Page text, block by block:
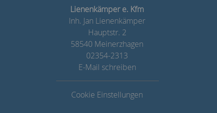
Lienenkämper e. Kfm
Inh. Jan Lienenkämper
Hauptstr. 2
58540 Meinerzhagen
02354-2313
E-Mail schreiben
Cookie Einstellungen